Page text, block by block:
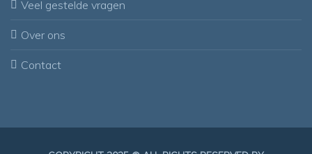
Veel gestelde vragen
Over ons
Contact